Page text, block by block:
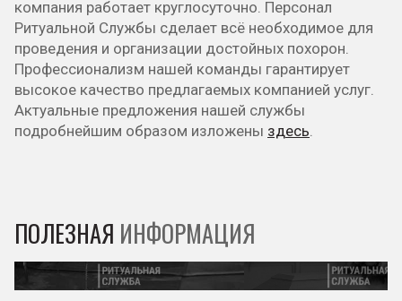
компания работает круглосуточно. Персонал
Ритуальной Службы сделает всё необходимое для
проведения и организации достойных похорон.
Профессионализм нашей команды гарантирует
высокое качество предлагаемых компанией услуг.
Актуальные предложения нашей службы
подробнейшим образом изложены здесь.
ПОЛЕЗНАЯ ИНФОРМАЦИЯ